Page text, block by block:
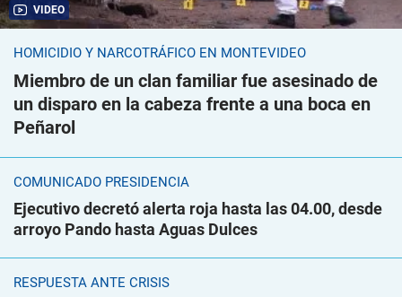
VIDEO
HOMICIDIO Y NARCOTRÁFICO EN MONTEVIDEO
Miembro de un clan familiar fue asesinado de
un disparo en la cabeza frente a una boca en
Peñarol
COMUNICADO PRESIDENCIA
Ejecutivo decretó alerta roja hasta las 04.00, desde
arroyo Pando hasta Aguas Dulces
RESPUESTA ANTE CRISIS